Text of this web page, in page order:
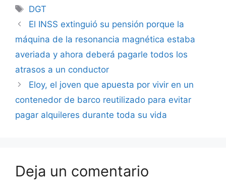
Etiquetas
DGT
El INSS extinguió su pensión porque la
máquina de la resonancia magnética estaba
averiada y ahora deberá pagarle todos los
atrasos a un conductor
Eloy, el joven que apuesta por vivir en un
contenedor de barco reutilizado para evitar
pagar alquileres durante toda su vida
Deja un comentario